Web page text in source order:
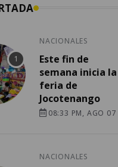
NACIONALES
Este fin de
semana inicia la
feria de
Jocotenango
08:33 PM, AGO 07
NACIONALES